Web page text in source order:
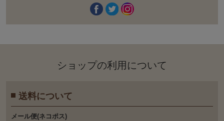
ショップの利⽤について
送料について
メール便(ネコポス)